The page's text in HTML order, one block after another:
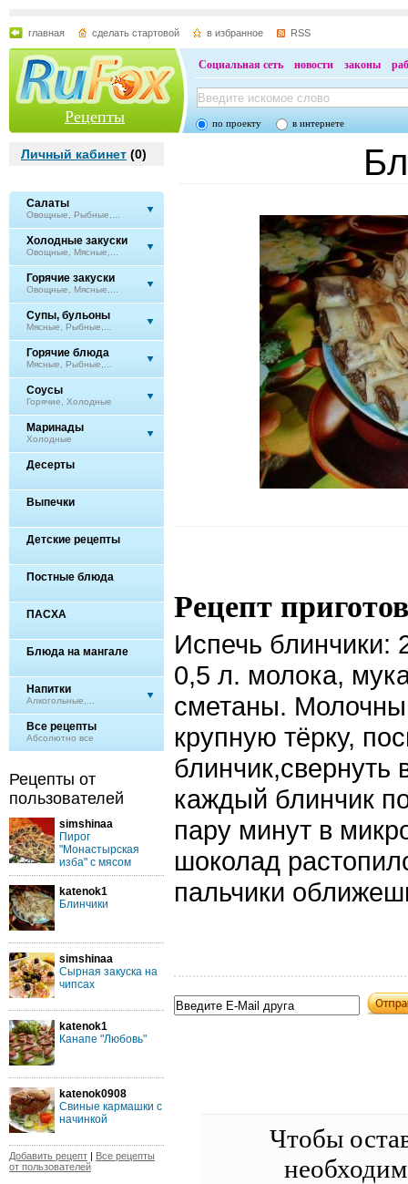
главная сделать стартовой в избранное RSS
Рецепты
Социальная сеть новости законы
по проекту в интернете
Личный кабинет (0)
Салаты
Овощные, Рыбные,...
Холодные закуски
Овощные, Мясные,...
Горячие закуски
Овощные, Мясные,...
Супы, бульоны
Мясные, Рыбные,...
Горячие блюда
Мясные, Рыбные,...
Соусы
Горячие, Холодные
Маринады
Холодные
Десерты
Выпечки
Детские рецепты
Постные блюда
ПАСХА
Блюда на мангале
Напитки
Алкогольные,...
Все рецепты
Абсолютно все
Рецепты от
пользователей
simshinaa
Пирог
"Монастырская
изба" с мясом
katenok1
Блинчики
simshinaa
Сырная закуска на
чипсах
katenok1
Канапе "Любовь"
katenok0908
Свиные кармашки с
начинкой
Добавить рецепт | Все рецепты
от пользователей
Рецепт
Испечь блинчики:
0,5 л. молока,
сметаны.
крупную тёрку,
блинчик,свернуть
каждый блинчик
пару минут в
шоколад
пальчики
Чтобы